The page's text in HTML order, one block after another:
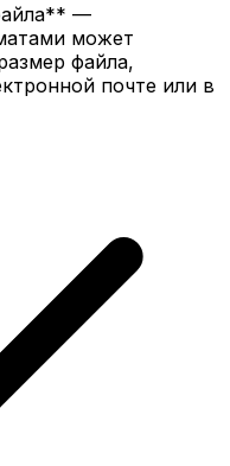
—
может
файла,
почте или в